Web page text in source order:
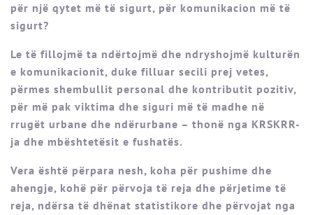
për një qytet më të sigurt, për komunikacion më të
sigurt?
Le të fillojmë ta ndërtojmë dhe ndryshojmë kulturën
e komunikacionit, duke filluar secili prej vetes,
përmes shembullit personal dhe kontributit pozitiv,
për më pak viktima dhe siguri më të madhe në
rrugët urbane dhe ndërurbane – thonë nga KRSKRR-
ja dhe mbështetësit e fushatës.
Vera është përpara nesh, koha për pushime dhe
ahengje, kohë për përvoja të reja dhe përjetime të
reja, ndërsa të dhënat statistikore dhe përvojat nga